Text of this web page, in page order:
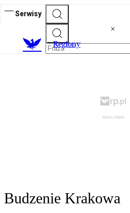
Serwisy
Regiony
Budzenie Krakowa